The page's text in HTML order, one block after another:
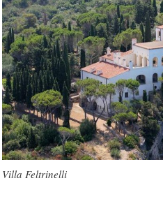
Villa Feltrinelli